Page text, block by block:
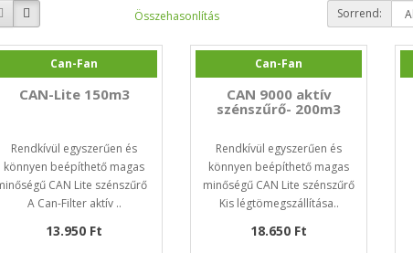
Összehasonlítás Sorrend:
Can-Fan
CAN-Lite 150m3
Rendkívül egyszerűen és
könnyen beépíthető magas
CAN Lite szénszűrő
A Can-Filter aktív ..
13.950 Ft
Can-Fan
CAN 9000 aktív
szénszűrő- 200m3
Rendkívül egyszerűen és
könnyen beépíthető magas
minőségű CAN Lite szénszűrő
Kis légtömegszállítása..
18.650 Ft